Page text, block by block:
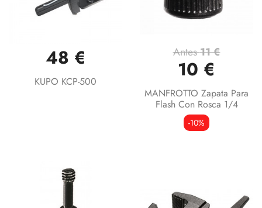
48 €
KUPO KCP-500
Antes11 €
10 €
MANFROTTO Zapata Para
Flash Con Rosca 1/4
-10%